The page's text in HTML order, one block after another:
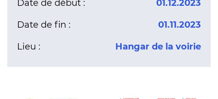
Date de début : 01.12.2023
Date de fin : 01.11.2023
Lieu : Hangar de la voirie